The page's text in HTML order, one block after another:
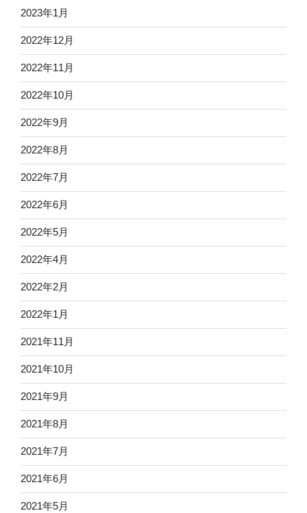
2023年1月
2022年12月
2022年11月
2022年10月
2022年9月
2022年8月
2022年7月
2022年6月
2022年5月
2022年4月
2022年2月
2022年1月
2021年11月
2021年10月
2021年9月
2021年8月
2021年7月
2021年6月
2021年5月